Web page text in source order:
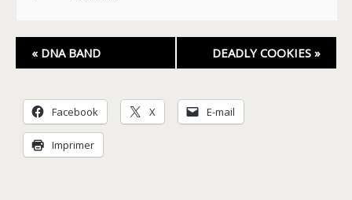
Navigation
Évènement
« DNA BAND DEADLY COOKIES »
Facebook X E-mail
Imprimer